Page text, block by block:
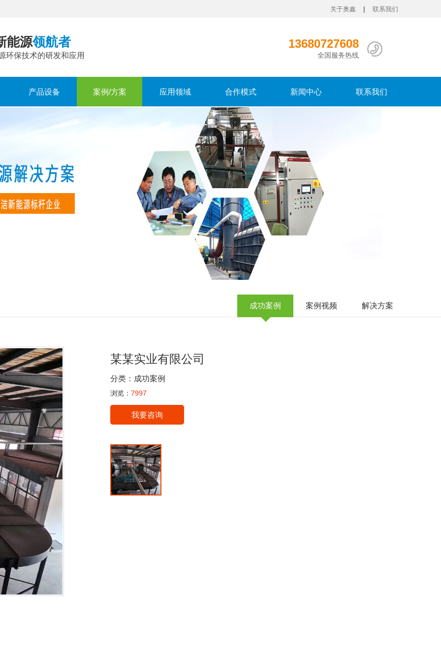
关于奥鑫 联系我们
能源领航者
环保技术的研发和应用
13680727608
全国服务热线
产品设备 案例/方案 应用领域 合作模式 新闻中心 联系我们
成功案例 案例视频 解决方案
某某实业有限公司
分类： 成功案例
浏览： 7997
我要咨询